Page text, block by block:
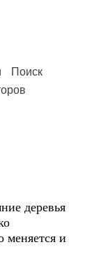
Поиск
деревья
меняется и